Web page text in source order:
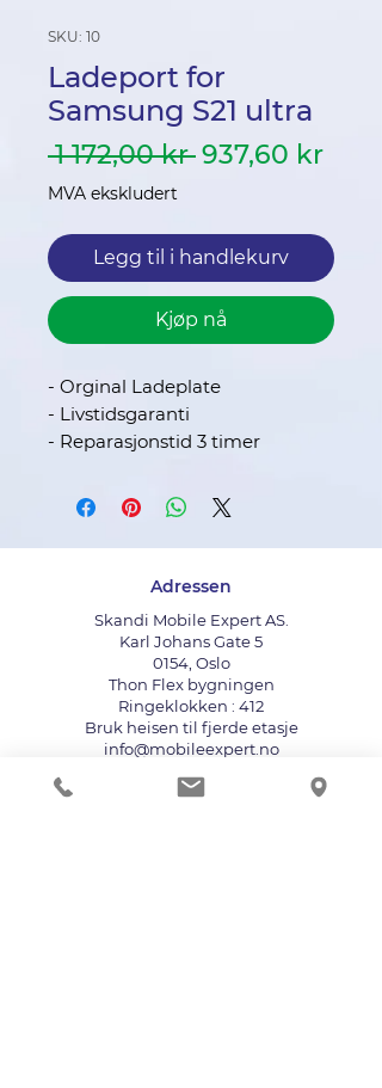
SKU: 10
Ladeport for
Samsung S21 ultra
1 172,00 kr Vanlig
937,60 kr
MVA ekskludert
Legg til i handlekurv
Kjøp nå
- Orginal Ladeplate
- Livstidsgaranti
- Reparasjonstid 3 timer
Adressen
Skandi Mobile Expert AS.
Karl Johans Gate 5
0154, Oslo
Thon Flex bygningen
Ringeklokken : 412
Bruk heisen til fjerde etasje
info@mobileexpert.no